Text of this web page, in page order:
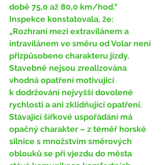
době 75,0 až 80,0 km/hod.“
Inspekce konstatovala, že:
„Rozhraní mezi extravilánem a
intravilánem ve směru od Volar není
přizpůsobeno charakteru jízdy.
Stavebně nejsou zrealizována
vhodná opatření motivující
k dodržování nejvyšší dovolené
rychlosti a ani zklidňující opatření.
Stávající šířkové uspořádání má
opačný charakter – z téměř horské
silnice s množstvím směrových
oblouků se při vjezdu do města